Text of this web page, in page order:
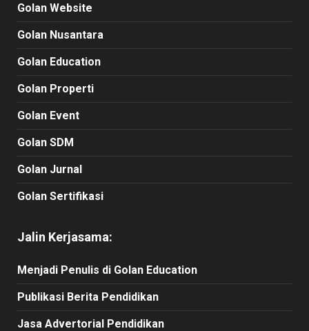
Golan Website
Golan Nusantara
Golan Education
Golan Properti
Golan Event
Golan SDM
Golan Jurnal
Golan Sertifikasi
Jalin Kerjasama:
Menjadi Penulis di Golan Education
Publikasi Berita Pendidikan
Jasa Advertorial Pendidikan